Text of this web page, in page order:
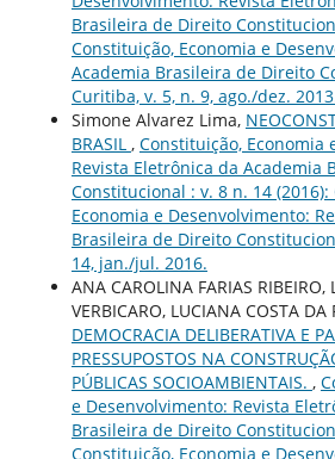
Brasileira de Direito
Constituição, Economia e
Academia Brasileira de Direito
Curitiba, v. 5, n. 9, ago./dez.
Simone Alvarez Lima,
BRASIL , Constituição, Economia
Revista Eletrônica da Academia
Constitucional : v. 8 n. 14
Economia e Desenvolvimento:
Brasileira de Direito
14, jan./jul. 2016.
ANA CAROLINA FARIAS RIBEIRO,
VERBICARO, LUCIANA COSTA DA
DEMOCRACIA DELIBERATIVA E
PRESSUPOSTOS NA
PÚBLICAS SOCIOAMBIENTAIS. ,
e Desenvolvimento: Revista
Brasileira de Direito
Constituição, Economia e